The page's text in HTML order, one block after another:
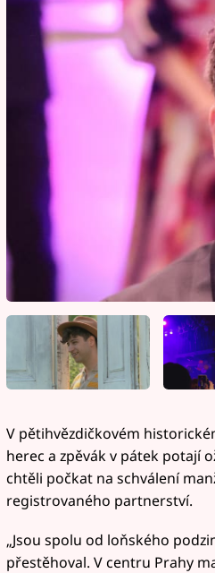
V pětihvězdičkovém
herec a zpěvák v pátek potají
chtěli počkat na schválení
registrovaného partnerství.
„Jsou spolu od loňského
přestěhoval. V centru Prahy